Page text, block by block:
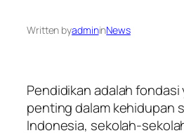
Written byadmininNews
Pendidikan adalah
penting dalam kehidupan
Indonesia, sekolah-